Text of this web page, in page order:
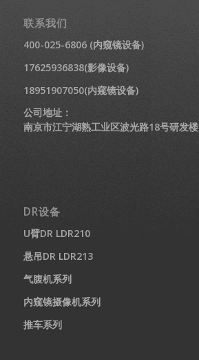
联系我们
400-025-6806 (内窥镜设备)
17625936838(影像设备)
18951907050(内窥镜设备)
公司地址：
南京市江宁湖熟工业区波光路18号研发楼
DR设备
U臂DR LDR210
悬吊DR LDR213
气腹机系列
内窥镜摄像机系列
推车系列